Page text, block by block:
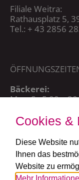
Filiale Weitra:
Rathausplatz 5,
Tel.: + 43 2856
Bäckerei:
Mo – Sa 5:00 –
Café:
Cookies &
Diese Website
Ihnen das
Website zu
Mehr